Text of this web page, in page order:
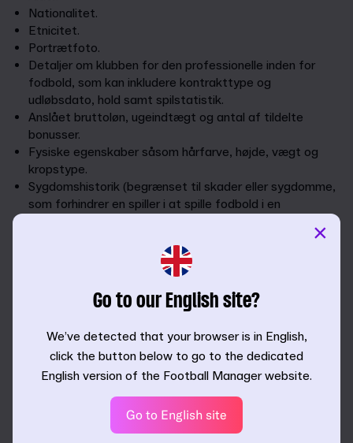
Nationalitet.
Etnicitet.
Portrætfoto.
Detaljer om klubben for den professionelle inden for
fodbold, som kan inkludere kontrakttype og
udløbsdato, hold samt spilstatistik.
Anslået bruttoløn, ugeindtægt og antal af tildelte
bonusser.
Fysiske egenskaber såsom hårfarve, højde, vægt og
kropstype.
Sygdomshistorik (begrænset til skader eller sygdomme,
som forhindrer en spiller i at spille fodbold i en
tilgængelige via, offentligheden, typisk som resultat af,
at de professionelle inden for fodbold eller deres
repræsentanter selv offentliggør disse data.
Diverse tekniske, mentale og fysiske egenskaber, som
relaterer til de professionelles inden for fodbolds evner
(sammen "Dataene").
2. Sådan indsamler vi dine
oplysninger
Go to our English site?
We’ve detected that your browser is in English,
click the button below to go to the dedicated
English version of the Football Manager website.
Go to English site
×